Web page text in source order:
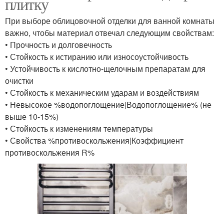
При выборе облицовочной отделки для ванной комнаты
важно, чтобы материал отвечал следующим свойствам:
• Прочность и долговечность
• Стойкость к истиранию или износоустойчивость
• Устойчивость к кислотно-щелочным препаратам для
очистки
• Стойкость к механическим ударам и воздействиям
• Невысокое %водопоглощение|Водопоглощение% (не
выше 10-15%)
• Стойкость к изменениям температуры
• Свойства %противоскольжения|Коэффициент
противоскольжения R%